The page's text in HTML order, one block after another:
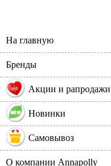
На главную
Бренды
% Акции и рапродажи
Новинки
Самовывоз
О компании Annapolly